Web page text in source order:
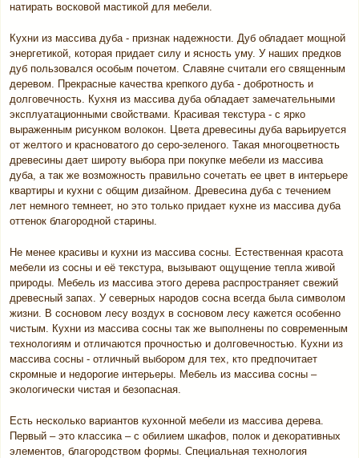
натирать восковой мастикой для мебели.
Кухни из массива дуба - признак надежности. Дуб обладает мощной
энергетикой, которая придает силу и ясность уму. У наших предков
дуб пользовался особым почетом. Славяне считали его священным
деревом. Прекрасные качества крепкого дуба - добротность и
долговечность. Кухня из массива дуба обладает замечательными
эксплуатационными свойствами. Красивая текстура - с ярко
выраженным рисунком волокон. Цвета древесины дуба варьируется
от желтого и красноватого до серо-зеленого. Такая многоцветность
древесины дает широту выбора при покупке мебели из массива
дуба, а так же возможность правильно сочетать ее цвет в интерьере
квартиры и кухни с общим дизайном. Древесина дуба с течением
лет немного темнеет, но это только придает кухне из массива дуба
оттенок благородной старины.
Не менее красивы и кухни из массива сосны. Естественная красота
мебели из сосны и её текстура, вызывают ощущение тепла живой
природы. Мебель из массива этого дерева распространяет свежий
древесный запах. У северных народов сосна всегда была символом
жизни. В сосновом лесу воздух в сосновом лесу кажется особенно
чистым. Кухни из массива сосны так же выполнены по современным
технологиям и отличаются прочностью и долговечностью. Кухни из
массива сосны - отличный выбором для тех, кто предпочитает
скромные и недорогие интерьеры. Мебель из массива сосны –
экологически чистая и безопасная.
Есть несколько вариантов кухонной мебели из массива дерева.
Первый – это классика – с обилием шкафов, полок и декоративных
элементов, благородством формы. Специальная технология